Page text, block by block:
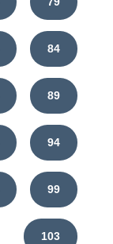
84
89
94
99
103